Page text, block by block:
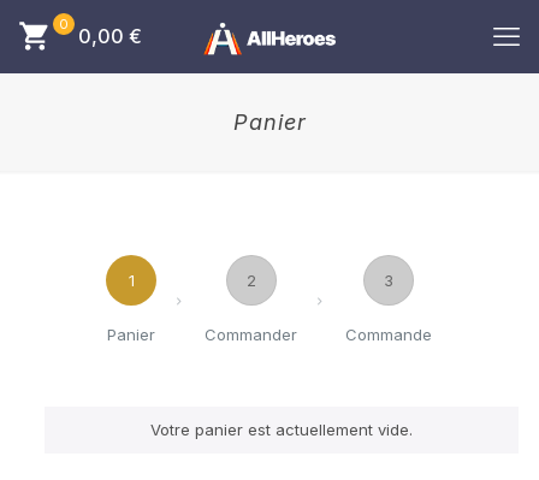
0 0,00 €
Panier
1
Panier
2
Commander
3
Commande
Votre panier est actuellement vide.